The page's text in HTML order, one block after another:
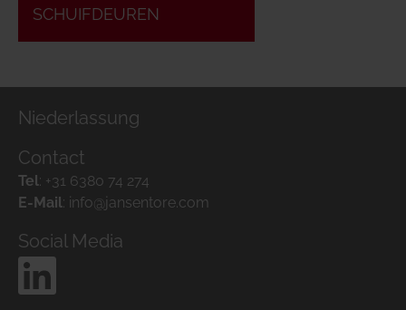
SCHUIFDEUREN
Niederlassung
Contact
Tel: +31 6380 74 274
E-Mail: info@jansentore.com
Social Media